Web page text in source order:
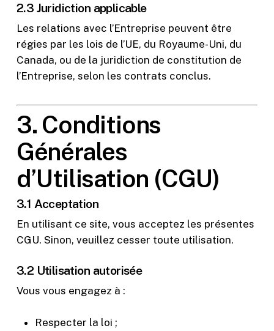
2.3 Juridiction applicable
Les relations avec l’Entreprise peuvent être
régies par les lois de l’UE, du Royaume-Uni, du
Canada, ou de la juridiction de constitution de
l’Entreprise, selon les contrats conclus.
3. Conditions
Générales
d’Utilisation (CGU)
3.1 Acceptation
En utilisant ce site, vous acceptez les présentes
CGU. Sinon, veuillez cesser toute utilisation.
3.2 Utilisation autorisée
Vous vous engagez à :
Respecter la loi ;